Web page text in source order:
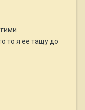
то я ее тащу до